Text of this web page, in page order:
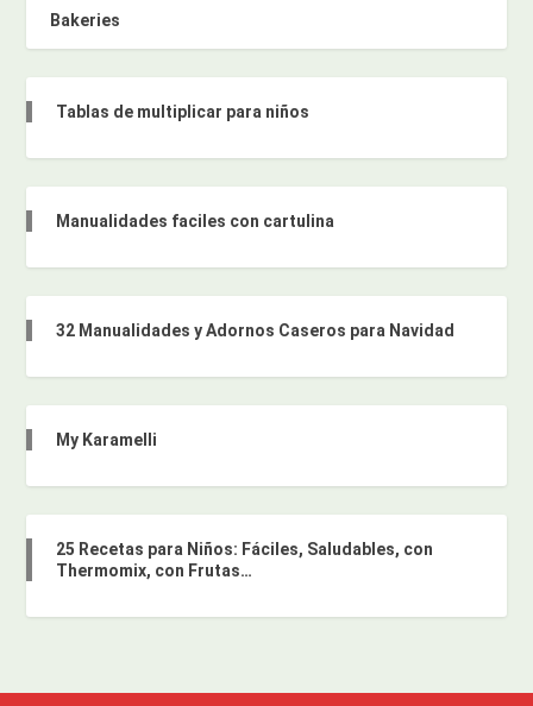
Bakeries
Tablas de multiplicar para niños
Manualidades faciles con cartulina
32 Manualidades y Adornos Caseros para Navidad
My Karamelli
25 Recetas para Niños: Fáciles, Saludables, con
Thermomix, con Frutas…